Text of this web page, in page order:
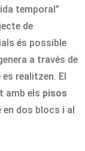
temporal”
de
és possible
a través de
realitzen. El
amb els pisos
dos blocs i al